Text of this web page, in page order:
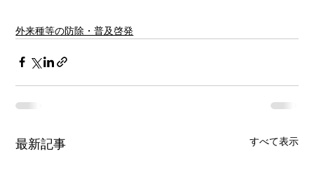
外来種等の防除・普及啓発
最新記事 すべて表示